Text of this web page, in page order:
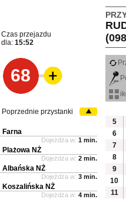
Czas przejazdu
dla: 15:52
68
5
6
7
8
9
10
11
Poprzednie przystanki
Farna
Dojeżdża w: 1 min.
Plażowa NŻ
Dojeżdża w: 2 min.
Albańska NŻ
Dojeżdża w: 3 min.
Koszalińska NŻ
Dojeżdża w: 4 min.